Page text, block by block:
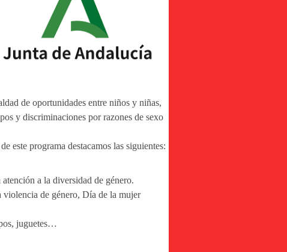
de oportunidades entre niños y niñas,
y discriminaciones por razones de sexo
este programa destacamos las siguientes:
a la diversidad de género.
violencia de género, Día de la mujer
juguetes…